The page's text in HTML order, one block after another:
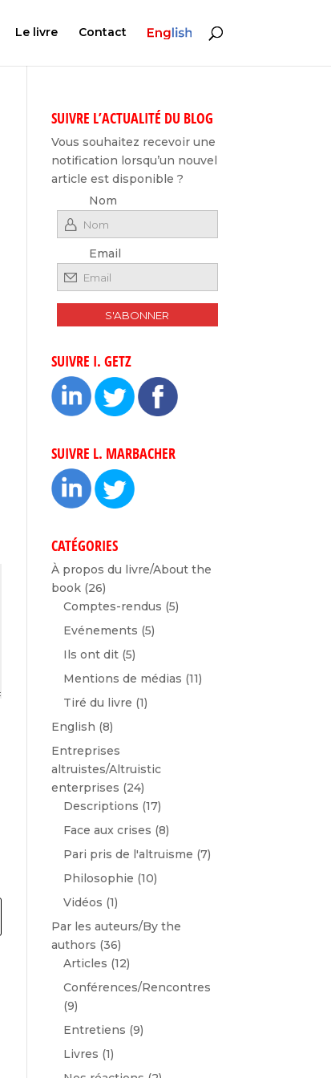
Le livre Contact E
n
l
SUIVRE L’ACTUALITÉ DU BLOG
Vous souhaitez recevoir une
notification lorsqu’un nouvel
article est disponible ?
Nom
Email
SUIVRE I. GETZ
SUIVRE L. MARBACHER
CATÉGORIES
À propos du livre/About the
book(26)
Comptes-rendus (5)
Evénements (5)
Ils ont dit(5)
Mentions de médias (11)
Tiré du livre (1)
English (8)
Entreprises
altruistes/Altruistic
enterprises (24)
Descriptions (17)
Face aux crises (8)
Pari pris de l'altruisme (7)
Philosophie (10)
Vidéos (1)
Par les auteurs/By the
authors (36)
Articles (12)
Conférences/Rencontres
(9)
Entretiens (9)
Livres (1)